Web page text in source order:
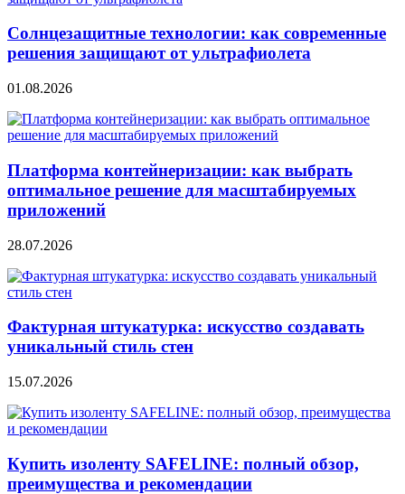
Солнцезащитные технологии: как современные
решения защищают от ультрафиолета
01.08.2026
Платформа контейнеризации: как выбрать
оптимальное решение для масштабируемых
приложений
28.07.2026
Фактурная штукатурка: искусство создавать
уникальный стиль стен
15.07.2026
Купить изоленту SAFELINE: полный обзор,
преимущества и рекомендации